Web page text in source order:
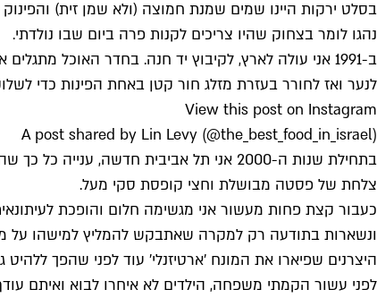
בסלט ירקות היינו שמים שמנת חמוצה (ולא שמן זית)
נהגו לומר בצחוק שהיו צריכים לקנות פרה ביום שבו נולדתי.
ב-1991 אני עולה לארץ, לקיבוץ יד חנה. בחדר האוכל
לנער ואז לחורר בעזרת מזלג חור קטן באחת הפינות כדי
View this post on Instagram
A post shared by Lin Levy (@the_best_food_in_israel)
בתחילת שנות ה-2000 אני תל אביבית
צלחת של פסטה מבושלת וחצי קופסת סקי מעל.
כעבור קצת פחות מעשור אני מגשימה חלום והופכת
ונשארות בתודעה רק למקרה שאתבקש להמליץ למישהו על
היצרנים שפיארו את המונח ׳ארטיזנלי׳ עוד לפני שהפך ללהיט
לפני עשור הקמתי משפחה, הילדים לא איחרו לבוא ואיתם